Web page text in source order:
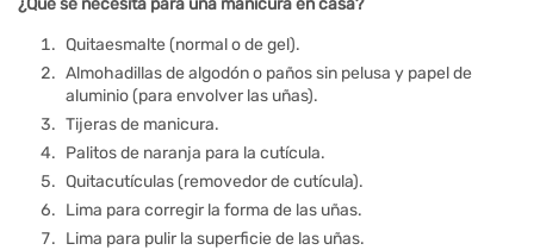
Quitaesmalte (normal o de gel).
Almohadillas de algodón o paños sin pelusa y papel de
aluminio (para envolver las uñas).
Tijeras de manicura.
Palitos de naranja para la cutícula.
Quitacutículas (removedor de cutícula).
Lima para corregir la forma de las uñas.
Lima para pulir la superficie de las uñas.